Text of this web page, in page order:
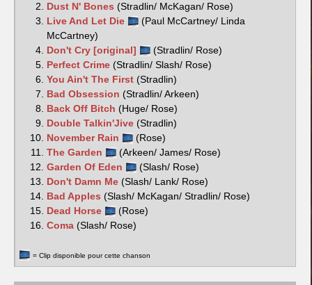
Dust N' Bones(Stradlin/ McKagan/ Rose)
Live And Let Die
(Paul McCartney/ Linda
McCartney)
Don't Cry [original]
(Stradlin/ Rose)
Perfect Crime(Stradlin/ Slash/ Rose)
You Ain't The First(Stradlin)
Bad Obsession(Stradlin/ Arkeen)
Back Off Bitch(Huge/ Rose)
Double Talkin'Jive(Stradlin)
November Rain
(Rose)
The Garden
(Arkeen/ James/ Rose)
Garden Of Eden
(Slash/ Rose)
Don't Damn Me(Slash/ Lank/ Rose)
Bad Apples(Slash/ McKagan/ Stradlin/ Rose)
Dead Horse
(Rose)
Coma(Slash/ Rose)
= Clip disponible pour cette chanson